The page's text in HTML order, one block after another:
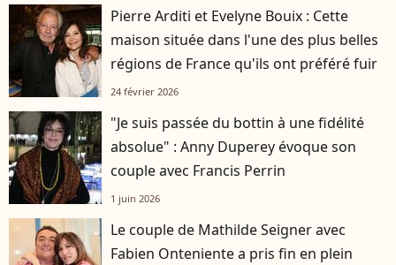
Pierre Arditi et Evelyne Bouix : Cette
maison située dans l'une des plus belles
régions de France qu'ils ont préféré fuir
24 février 2026
"Je suis passée du bottin à une fidélité
absolue" : Anny Duperey évoque son
couple avec Francis Perrin
1 juin 2026
Le couple de Mathilde Seigner avec
Fabien Onteniente a pris fin en plein